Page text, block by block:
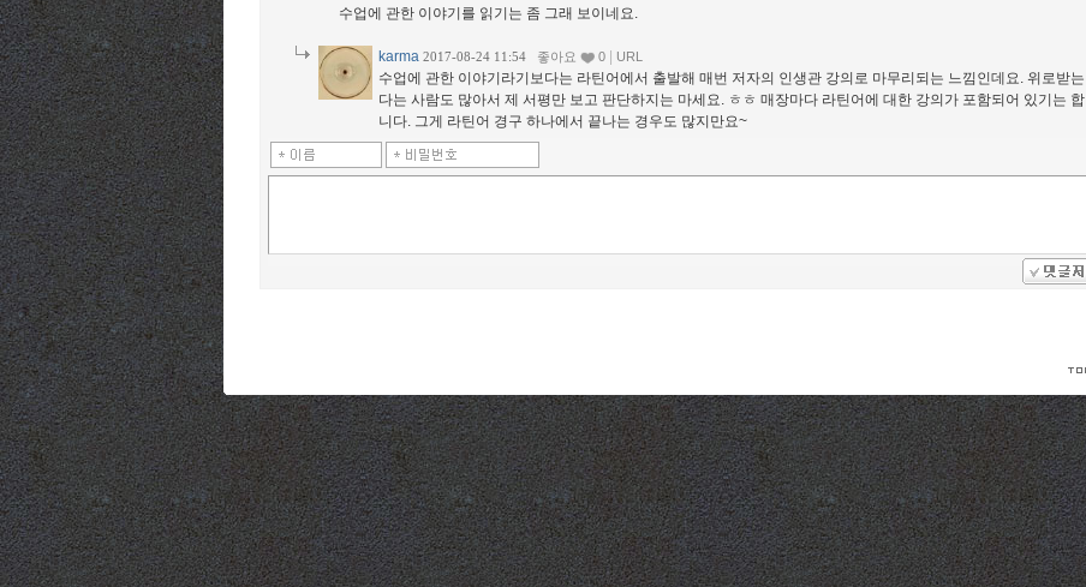
수업에 관한 이야기를 읽기는 좀 그래 보이네요.
karma 2017-08-24 11:54 좋아요 0 URL
수업에 관한 이야기라기보다는 라틴어에서 출발해 매번 저자의 인생관 강의로 마무리되는 느낌인데요. 위로받는
다는 사람도 많아서 제 서평만 보고 판단하지는 마세요. ㅎㅎ 매장마다 라틴어에 대한 강의가 포함되어 있기는 합
니다. 그게 라틴어 경구 하나에서 끝나는 경우도 많지만요~